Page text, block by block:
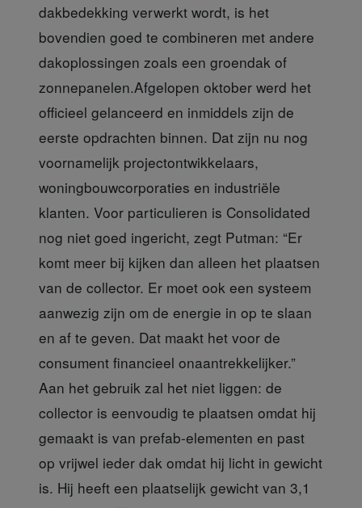
dakbedekking verwerkt wordt, is het
bovendien goed te combineren met andere
dakoplossingen zoals een groendak of
zonnepanelen.Afgelopen oktober werd het
officieel gelanceerd en inmiddels zijn de
eerste opdrachten binnen. Dat zijn nu nog
voornamelijk projectontwikkelaars,
woningbouwcorporaties en industriële
klanten. Voor particulieren is Consolidated
nog niet goed ingericht, zegt Putman: “Er
komt meer bij kijken dan alleen het plaatsen
van de collector. Er moet ook een systeem
aanwezig zijn om de energie in op te slaan
en af te geven. Dat maakt het voor de
consument financieel onaantrekkelijker.”
Aan het gebruik zal het niet liggen: de
collector is eenvoudig te plaatsen omdat hij
gemaakt is van prefab-elementen en past
op vrijwel ieder dak omdat hij licht in gewicht
is. Hij heeft een plaatselijk gewicht van 3,1